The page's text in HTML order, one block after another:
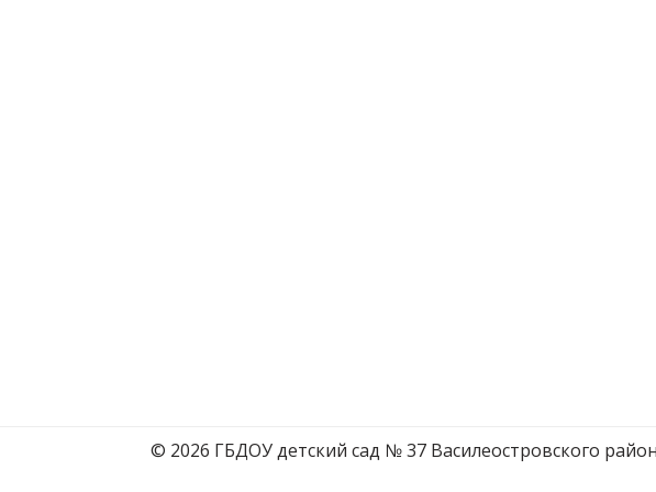
© 2026 ГБДОУ детский сад № 37 Василеостровского